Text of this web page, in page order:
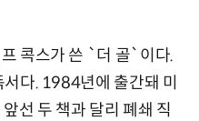
콕스가 쓴 `더 골`이다.
다. 1984년에 출간돼 미
선 두 책과 달리 폐쇄 직